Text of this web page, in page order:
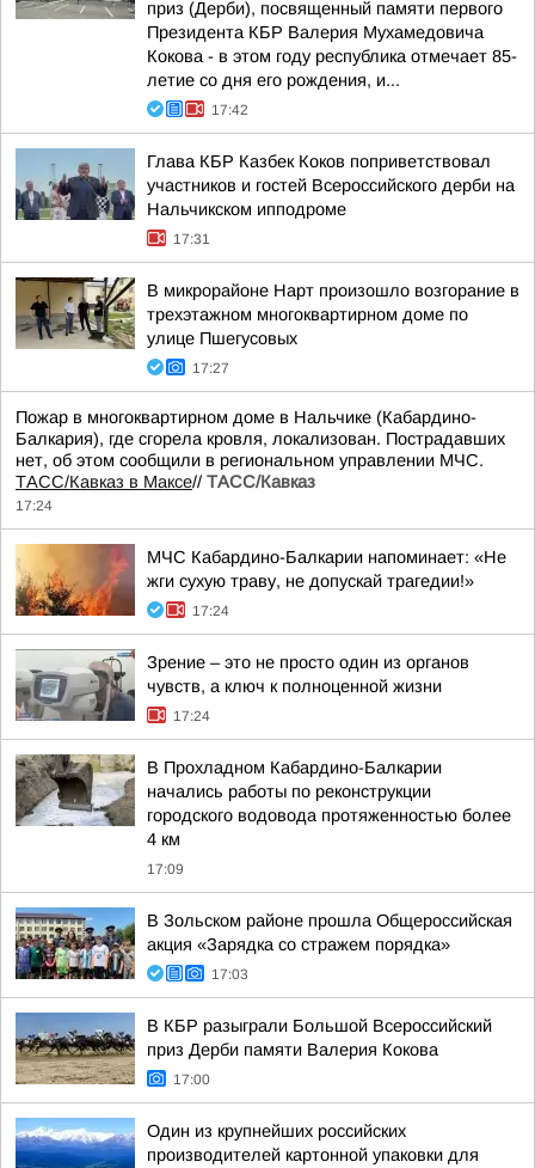
приз (Дерби), посвященный памяти первого
Президента КБР Валерия Мухамедовича
Кокова - в этом году республика отмечает 85-
летие со дня его рождения, и...
17:42
Глава КБР Казбек Коков поприветствовал
участников и гостей Всероссийского дерби на
Нальчикском ипподроме
17:31
В микрорайоне Нарт произошло возгорание в
трехэтажном многоквартирном доме по
улице Пшегусовых
17:27
Пожар в многоквартирном доме в Нальчике (Кабардино-
Балкария), где сгорела кровля, локализован. Пострадавших
нет, об этом сообщили в региональном управлении МЧС.
ТАСС/Кавказ в Максе// ТАСС/Кавказ
17:24
МЧС Кабардино-Балкарии напоминает: «Не
жги сухую траву, не допускай трагедии!»
17:24
Зрение – это не просто один из органов
чувств, а ключ к полноценной жизни
17:24
В Прохладном Кабардино-Балкарии
начались работы по реконструкции
городского водовода протяженностью более
4 км
17:09
В Зольском районе прошла Общероссийская
акция «Зарядка со стражем порядка»
17:03
В КБР разыграли Большой Всероссийский
приз Дерби памяти Валерия Кокова
17:00
Один из крупнейших российских
производителей картонной упаковки для